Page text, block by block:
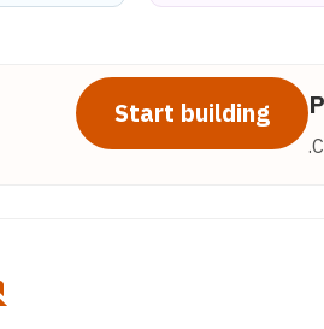
Start building